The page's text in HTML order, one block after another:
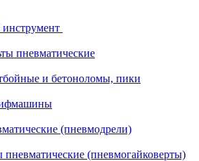
пневматические
и бетоноломы, пики
(пневмодрели)
пневматические (пневмогайковерты)